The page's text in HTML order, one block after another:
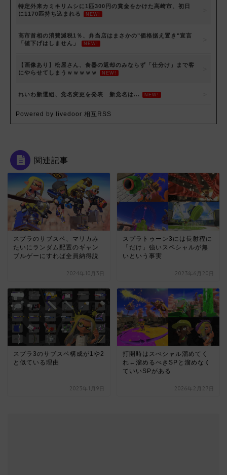
特定外来カミキリムシに1匹300円の賞金をかけた高崎市、初日
に1170匹持ち込まれる
NEW!
高市首相の消費減税1％、弁当店はまさかの"価格据え置き"宣言
「値下げはしません」
NEW!
【画像あり】松屋さん、食器の返却のみならず「仕分け」まで客
にやらせてしまうｗｗｗｗｗ
NEW!
れいわ新選組、党名変更を発表 新党名は... NEW!
Powered by livedoor 相互RSS
関連記事
スプラのサブスペ、マリカみ
たいにランダム配置のギャン
ブルゲーにすれば全員納得説
2024年10月3日
スプラトゥーン3には長射程に
「だけ」強いスペシャルが無
いという事実
2023年6月20日
スプラ3のサブスペ構成が1や2
と似ている理由
2023年1月9日
打開時はスぺシャル溜めてく
れ←溜めるべきSPと溜めなく
ていいSPがある
2026年2月27日